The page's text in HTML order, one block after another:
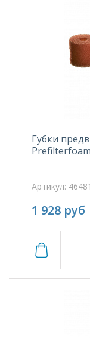
Губки
Артикул: 46481
1 928 руб